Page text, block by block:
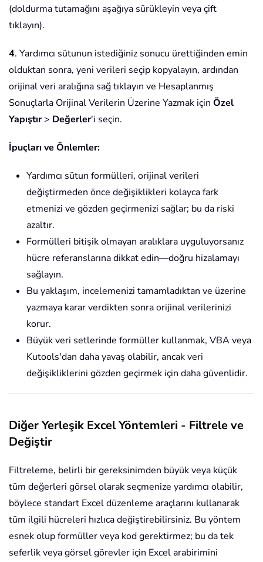
(doldurma tutamağını aşağıya sürükleyin veya çift
tıklayın).
4. Yardımcı sütunun istediğiniz sonucu ürettiğinden emin
olduktan sonra, yeni verileri seçip kopyalayın, ardından
orijinal veri aralığına sağ tıklayın ve Hesaplanmış
Sonuçlarla Orijinal Verilerin Üzerine Yazmak için Özel
Yapıştır> Değerler'i seçin.
İpuçları ve Önlemler:
Yardımcı sütun formülleri, orijinal verileri
değiştirmeden önce değişiklikleri kolayca fark
etmenizi ve gözden geçirmenizi sağlar; bu da riski
azaltır.
Formülleri bitişik olmayan aralıklara uyguluyorsanız
hücre referanslarına dikkat edin—doğru hizalamayı
sağlayın.
Bu yaklaşım, incelemenizi tamamladıktan ve üzerine
yazmaya karar verdikten sonra orijinal verilerinizi
korur.
Büyük veri setlerinde formüller kullanmak, VBA veya
Kutools'dan daha yavaş olabilir, ancak veri
değişikliklerini gözden geçirmek için daha güvenlidir.
Diğer Yerleşik Excel Yöntemleri - Filtrele ve
Değiştir
Filtreleme, belirli bir gereksinimden büyük veya küçük
tüm değerleri görsel olarak seçmenize yardımcı olabilir,
böylece standart Excel düzenleme araçlarını kullanarak
tüm ilgili hücreleri hızlıca değiştirebilirsiniz. Bu yöntem
esnek olup formüller veya kod gerektirmez; bu da tek
seferlik veya görsel görevler için Excel arabirimini